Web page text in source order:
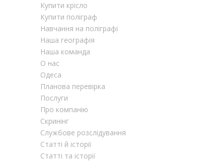
Купити крісло
Купити поліграф
Навчання на поліграфі
Наша географія
Наша команда
О нас
Одеса
Планова перевірка
Послуги
Про компанію
Скринінг
Службове розслідування
Статті й історії
Статті та історії